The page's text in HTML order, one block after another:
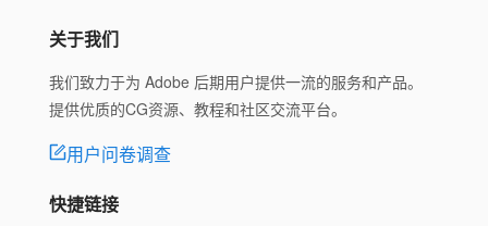
关于我们
我们致力于为 Adobe 后期用户提供一流的服务和产品。
提供优质的CG资源、教程和社区交流平台。
用户问卷调查
快捷链接